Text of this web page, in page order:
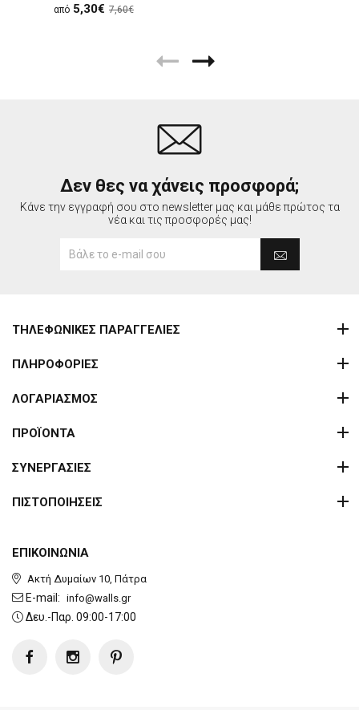
από 5,30€ 7,60€
Δεν θες να χάνεις προσφορά;
Κάνε την εγγραφή σου στο newsletter μας και μάθε πρώτος τα
νέα και τις προσφορές μας!
ΕΠΙΚΟΙΝΩΝΙΑ
Ακτή Δυμαίων 10, Πάτρα
E-mail: info@walls.gr
Δευ.-Παρ. 09:00-17:00
ΤΗΛΕΦΩΝΙΚΕΣ ΠΑΡΑΓΓΕΛΙΕΣ
ΠΛΗΡΟΦΟΡΙΕΣ
ΛΟΓΑΡΙΑΣΜΟΣ
ΠΡΟΪΟΝΤΑ
ΣΥΝΕΡΓΑΣΙΕΣ
ΠΙΣΤΟΠΟΙΗΣΕΙΣ